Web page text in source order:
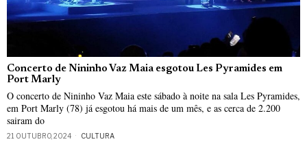
Concerto de Nininho Vaz Maia esgotou Les Pyramides em
Port Marly
O concerto de Nininho Vaz Maia este sábado à noite na sala Les Pyramides,
em Port Marly (78) já esgotou há mais de um mês, e as cerca de 2.200
sairam do
21 OUTUBRO, 2024 CULTURA